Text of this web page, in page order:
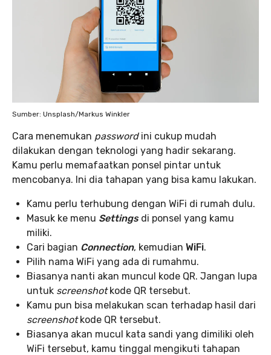
Sumber: Unsplash/Markus Winkler
Cara menemukan passwordini cukup mudah
dilakukan dengan teknologi yang hadir sekarang.
Kamu perlu memafaatkan ponsel pintar untuk
mencobanya. Ini dia tahapan yang bisa kamu lakukan.
Kamu perlu terhubung dengan WiFi di rumah dulu.
Masuk ke menu Settingsdi ponsel yang kamu
miliki.
Cari bagian Connection, kemudian WiFi.
Pilih nama WiFi yang ada di rumahmu.
Biasanya nanti akan muncul kode QR. Jangan lupa
untuk screenshotkode QR tersebut.
Kamu pun bisa melakukan scan terhadap hasil dari
screenshotkode QR tersebut.
Biasanya akan mucul kata sandi yang dimiliki oleh
WiFi tersebut, kamu tinggal mengikuti tahapan